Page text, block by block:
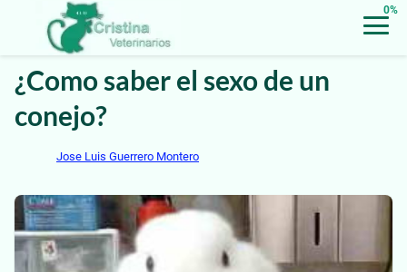
0%
¿Como saber el sexo de un
conejo?
Jose Luis Guerrero Montero